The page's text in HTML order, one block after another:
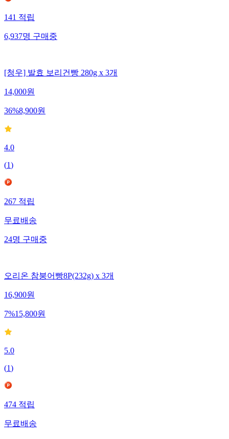
141적립
6,937명구매중
[청우] 발효 보리건빵 280g x 3개
14,000원
36%8,900원
4.0
(1)
267적립
무료배송
24명구매중
오리온 참붕어빵8P(232g) x 3개
16,900원
7%15,800원
5.0
(1)
474적립
무료배송